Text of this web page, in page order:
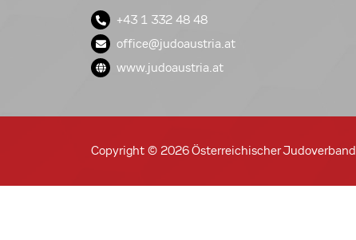
+43 1 332 48 48
office@judoaustria.at
www.judoaustria.at
Copyright © 2026 Österreichischer Judoverband